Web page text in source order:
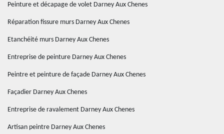
Peinture et décapage de volet Darney Aux Chenes
Réparation fissure murs Darney Aux Chenes
Etanchéité murs Darney Aux Chenes
Entreprise de peinture Darney Aux Chenes
Peintre et peinture de façade Darney Aux Chenes
Façadier Darney Aux Chenes
Entreprise de ravalement Darney Aux Chenes
Artisan peintre Darney Aux Chenes